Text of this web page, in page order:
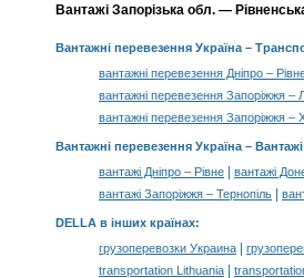
Вантажі Запорізька обл. —
Вантажні перевезення Україна –
вантажні перевезення Дніпро –
вантажні перевезення Запоріжжя –
вантажні перевезення Запоріжжя –
Вантажні перевезення Україна – Вантажі
вантажі Дніпро – Рівне
вантажі
вантажі Запоріжжя – Тернопіль
DELLA в інших країнах:
грузоперевозки Украина
transportation Lithuania